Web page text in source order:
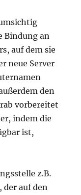
Bindung an
auf dem sie
neue Server
den
vorbereitet
indem die
ist,
z.B.
der auf den